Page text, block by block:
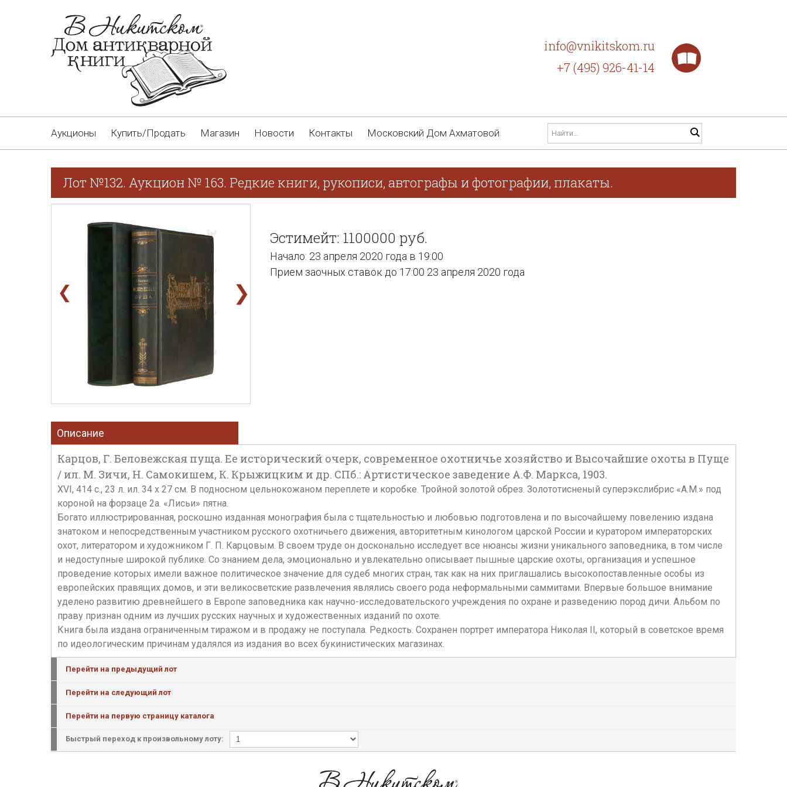
info@vnikitskom.ru
+7 (495) 926-41-14
Аукционы Купить/Продать Магазин Новости Контакты Московский Дом Ахматовой
Лот №132. Аукцион № 163. Редкие книги, рукописи, автографы и фотографии, плакаты.
❮ ❯
Эстимейт: 1100000 руб.
Начало: 23 апреля 2020 года в 19:00
Прием заочных ставок до 17:00 23 апреля 2020 года
Описание
Карцов, Г. Беловежская пуща. Ее исторический очерк, современное охотничье хозяйство и Высочайшие охоты в Пуще
/ ил. М. Зичи, Н. Самокишем, К. Крыжицким и др. СПб.: Артистическое заведение А.Ф. Маркса, 1903.
XVI, 414 с., 23 л. ил. 34 x 27 см. В подносном цельнокожаном переплете и коробке. Тройной золотой обрез. Золототисненый суперэкслибрис «А.М.» под
короной на форзаце 2а. «Лисьи» пятна.
Богато иллюстрированная, роскошно изданная монография была с тщательностью и любовью подготовлена и по высочайшему повелению издана
знатоком и непосредственным участником русского охотничьего движения, авторитетным кинологом царской России и куратором императорских
охот, литератором и художником Г. П. Карцовым. В своем труде он досконально исследует все нюансы жизни уникального заповедника, в том числе
и недоступные широкой публике. Со знанием дела, эмоционально и увлекательно описывает пышные царские охоты, организация и успешное
проведение которых имели важное политическое значение для судеб многих стран, так как на них приглашались высокопоставленные особы из
европейских правящих домов, и эти великосветские развлечения являлись своего рода неформальными саммитами. Впервые большое внимание
уделено развитию древнейшего в Европе заповедника как научно-исследовательского учреждения по охране и разведению пород дичи. Альбом по
праву признан одним из лучших русских научных и художественных изданий по охоте.
Книга была издана ограниченным тиражом и в продажу не поступала. Редкость. Сохранен портрет императора Николая II, который в советское время
по идеологическим причинам удалялся из издания во всех букинистических магазинах.
Перейти на предыдущий лот
Перейти на следующий лот
Перейти на первую страницу каталога
Быстрый переход к произвольному лоту: